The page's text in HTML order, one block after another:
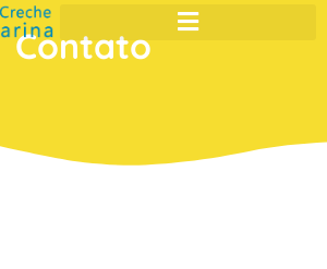
Contato